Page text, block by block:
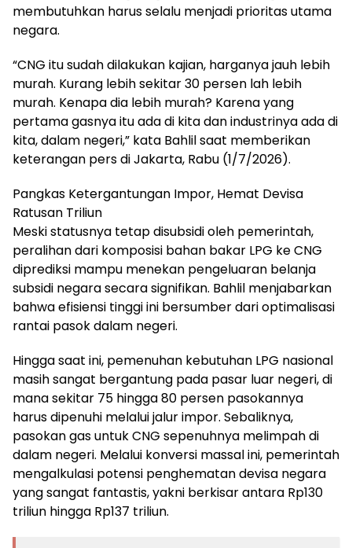
membutuhkan harus selalu menjadi prioritas utama
negara.
“CNG itu sudah dilakukan kajian, harganya jauh lebih
murah. Kurang lebih sekitar 30 persen lah lebih
murah. Kenapa dia lebih murah? Karena yang
pertama gasnya itu ada di kita dan industrinya ada di
kita, dalam negeri,” kata Bahlil saat memberikan
keterangan pers di Jakarta, Rabu (1/7/2026).
Pangkas Ketergantungan Impor, Hemat Devisa
Ratusan Triliun
Meski statusnya tetap disubsidi oleh pemerintah,
peralihan dari komposisi bahan bakar LPG ke CNG
diprediksi mampu menekan pengeluaran belanja
subsidi negara secara signifikan. Bahlil menjabarkan
bahwa efisiensi tinggi ini bersumber dari optimalisasi
rantai pasok dalam negeri.
Hingga saat ini, pemenuhan kebutuhan LPG nasional
masih sangat bergantung pada pasar luar negeri, di
mana sekitar 75 hingga 80 persen pasokannya
harus dipenuhi melalui jalur impor. Sebaliknya,
pasokan gas untuk CNG sepenuhnya melimpah di
dalam negeri. Melalui konversi massal ini, pemerintah
mengalkulasi potensi penghematan devisa negara
yang sangat fantastis, yakni berkisar antara Rp130
triliun hingga Rp137 triliun.